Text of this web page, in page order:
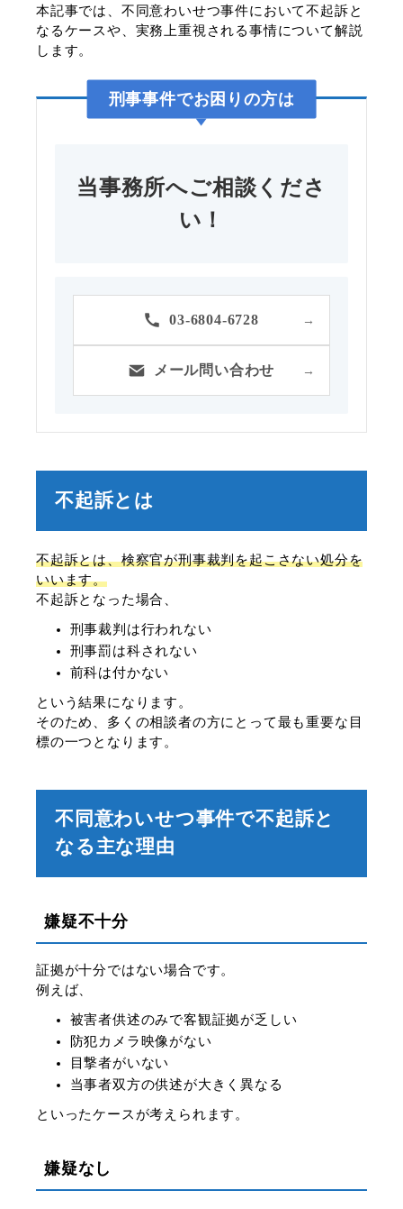
本記事では、不同意わいせつ事件において不起訴と
なるケースや、実務上重視される事情について解説
します。
刑事事件でお困りの方は
当事務所へご相談くださ
い！
03-6804-6728 →
メール問い合わせ →
不起訴とは
不起訴とは、検察官が刑事裁判を起こさない処分を
いいます。
不起訴となった場合、
刑事裁判は行われない
刑事罰は科されない
前科は付かない
という結果になります。
そのため、多くの相談者の方にとって最も重要な目
標の一つとなります。
不同意わいせつ事件で不起訴と
なる主な理由
嫌疑不十分
証拠が十分ではない場合です。
例えば、
被害者供述のみで客観証拠が乏しい
防犯カメラ映像がない
目撃者がいない
当事者双方の供述が大きく異なる
といったケースが考えられます。
嫌疑なし